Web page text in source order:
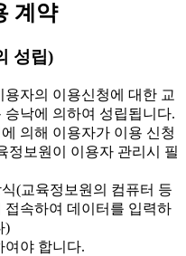
계약
성립)
자의 이용신청에 대한 교
승낙에 의하여 성립됩니다.
의해 이용자가 이용 신청
정보원이 이용자 관리시 필
(교육정보원의 컴퓨터 등
접속하여 데이터를 입력하
)
여야 합니다.